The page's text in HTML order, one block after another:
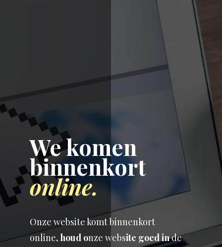
We komen
binnenkort
online.
Onze website komt binnenkort
online, houd onze website goed inde